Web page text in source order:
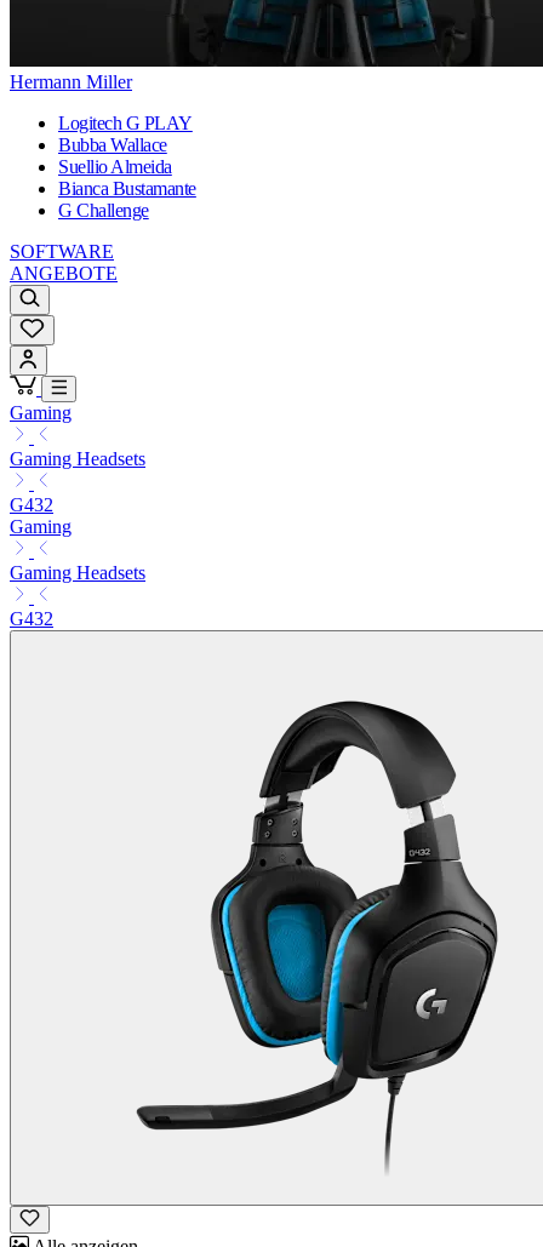
Hermann Miller
Logitech G PLAY
Bubba Wallace
Suellio Almeida
Bianca Bustamante
G Challenge
SOFTWARE
ANGEBOTE
Gaming
Gaming Headsets
G432
Gaming
Gaming Headsets
G432